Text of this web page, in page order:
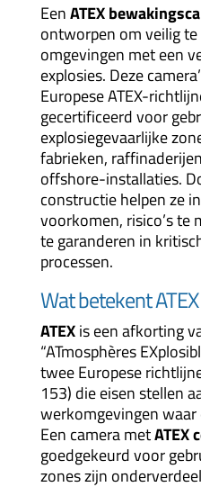
EenATEX
ontworpen om veilig
omgevingen met een
explosies. Deze
Europese ATEX-
gecertificeerd voor
explosiegevaarlijke
fabrieken,
offshore-installaties.
constructie helpen ze
voorkomen, risico’s te
te garanderen in
processen.
Wat betekent
ATEXis een afkorting
“ATmosphères
twee Europese
153) die eisen stellen
werkomgevingen waar
Een camera metATEX
goedgekeurd voor
zones zijn